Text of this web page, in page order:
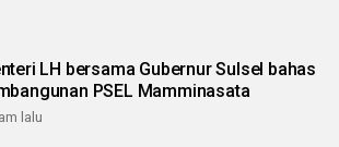
LH bersama Gubernur Sulsel bahas
PSEL Mamminasata
lalu